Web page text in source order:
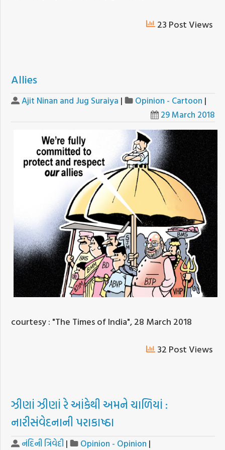
23 Post Views
Allies
Ajit Ninan and Jug Suraiya | Opinion - Cartoon |
29 March 2018
courtesy : "The Times of India", 28 March 2018
32 Post Views
ઝીણાં ઝીણાં રે આંકેથી અમને ચાળિયાં :
નારીસંવેદનાની પરાકાષ્ઠા
નંદિની ત્રિવેદી | Opinion - Opinion |